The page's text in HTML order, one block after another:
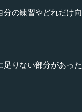
の練習やどれだけ
りない部分があっ